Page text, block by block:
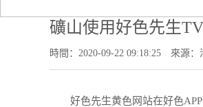
礦山使用好色先生
時間：2020-09-22 09:18:25 來源：
好色先生黄色网站在好色APP